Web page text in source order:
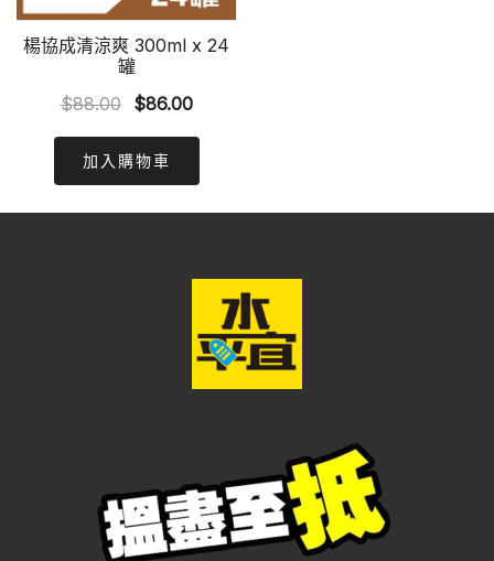
楊協成清涼爽 300ml x 24
罐
$88.00
Original
was:
$88.00.
$86.00Current
$86.00.
加入購物車